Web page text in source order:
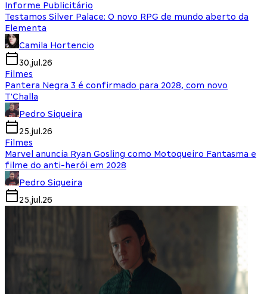
Informe Publicitário
Testamos Silver Palace: O novo RPG de mundo aberto da
Elementa
Camila Hortencio
30.jul.26
Filmes
Pantera Negra 3 é confirmado para 2028, com novo
T'Challa
Pedro Siqueira
25.jul.26
Filmes
Marvel anuncia Ryan Gosling como Motoqueiro Fantasma e
filme do anti-herói em 2028
Pedro Siqueira
25.jul.26